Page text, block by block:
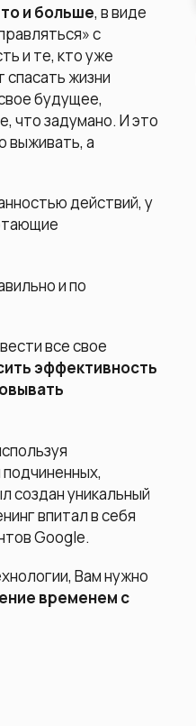
и больше, в виде
с
и те, кто уже
жизни
будущее,
что задумано. И это
выживать, а
действий, у
и по
все свое
эффективность
создан уникальный
впитал в себя
Google.
Вам нужно
временем с